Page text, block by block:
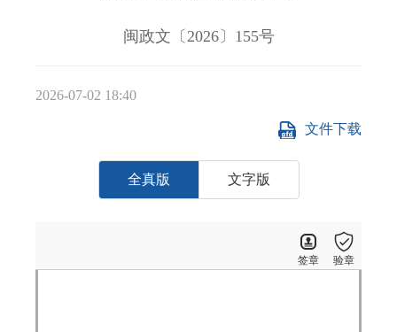
闽政文〔2026〕155号
2026-07-02 18:40
全真版 文字版
文件下载